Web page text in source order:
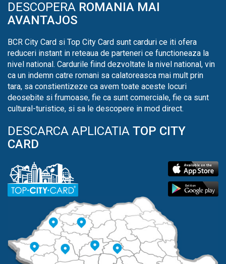
DESCOPERA ROMANIA MAI
AVANTAJOS
BCR City Card si Top City Card sunt carduri ce iti ofera
reduceri instant in reteaua de parteneri ce functioneaza la
nivel national. Cardurile fiind dezvoltate la nivel national, vin
ca un indemn catre romani sa calatoreasca mai mult prin
tara, sa constientizeze ca avem toate aceste locuri
deosebite si frumoase, fie ca sunt comerciale, fie ca sunt
cultural-turistice, si sa le descopere in mod direct.
DESCARCA APLICATIA TOP CITY
CARD